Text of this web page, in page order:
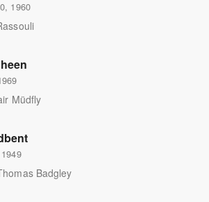
1960
Müdfly
Badgley